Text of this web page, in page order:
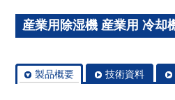
産業用除湿機 産業用 冷却
製品概要 技術資料